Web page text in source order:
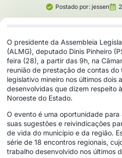
Postado por:jessen
O presidente da Assembleia
(ALMG), deputado Dinis Pinheiro
feira (28), a partir das 9h, na
reunião de prestação de contas
legislativo mineiro nos últimos dois
desenvolvidas que dizem respeito
Noroeste do Estado.
O evento é uma oportunidade
suas sugestões e reivindicações
de vida do município e da região.
série de 18 encontros regionais,
trabalho desenvolvido nos últimos